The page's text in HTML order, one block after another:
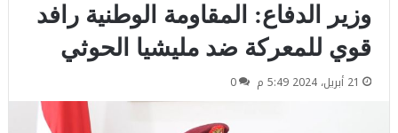
وزير الدفاع: المقاومة الوطنية رافد
قوي للمعركة ضد مليشيا الحوثي
21 أبريل، 2024 5:49 م 0